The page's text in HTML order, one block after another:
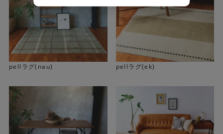
上質なウール素材を使用し、第三者機関による検査をクリ
アした安心・安全なラグは、 小さなお子様やペットのいる
ご家庭にも安心してご使用いただけます。
pellラグ(nau) pellラグ(ek)